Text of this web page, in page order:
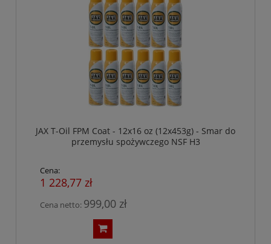
JAX T-Oil FPM Coat - 12x16 oz (12x453g) - Smar do
przemysłu spożywczego NSF H3
Cena:
1 228,77 zł
Cena netto: 999,00 zł